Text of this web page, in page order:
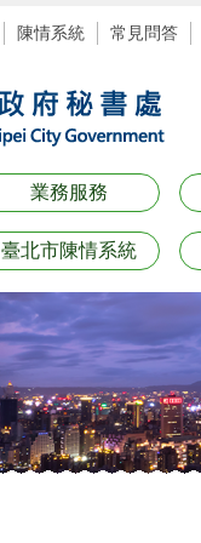
陳情系統 常見問答
業務服務
臺北市陳情系統